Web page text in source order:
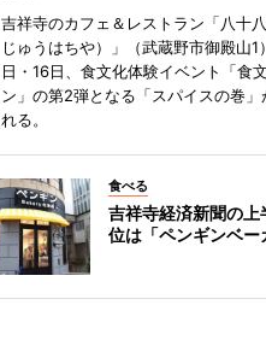
吉祥寺のカフェ＆レストラン「八十
じゅうはちや）」（武蔵野市御殿山1
日・16日、食文化体験イベント「食
ン」の第2弾となる「スパイスの巻」
れる。
食べる
吉祥寺経済新聞の上
位は「ペンギンベー